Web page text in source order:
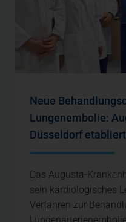
Neue
Lungenembolie:
Düsseldorf
Das Augusta-
sein kardiologisches
Verfahren zur